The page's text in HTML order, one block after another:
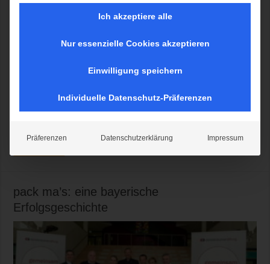
Hauptteil des Programms war ein Speeddating in Kleingruppen mit
Bettwanzen, Trockentoiletten Raum 2: Bergsport Themen:
Ausbildung Raum 3: Natur- und Klimaschutz Themen: Beschneidung
der Beteiligungsrechte, aktuelle DAV-Klimaschutzprojekte, der DAV-
pack ma’s: eine bayerische
Erfolgsgeschichte
Ich akzeptiere alle
Nur essenzielle Cookies akzeptieren
Einwilligung speichern
Individuelle Datenschutz-Präferenzen
Präferenzen Datenschutzerklärung Impressum